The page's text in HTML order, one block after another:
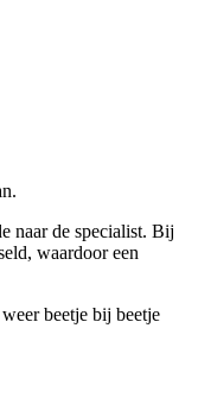
naar de specialist. Bij
waardoor een
beetje bij beetje